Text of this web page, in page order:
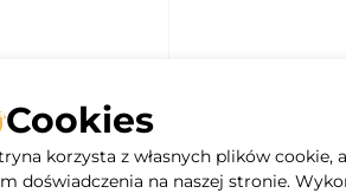
Cookies
korzysta z własnych plików cookie,
doświadczenia na naszej stronie.